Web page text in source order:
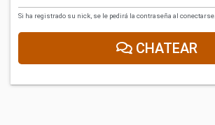
Si ha registrado su nick, se le pedirá la contraseña al conectarse.
CHATEAR